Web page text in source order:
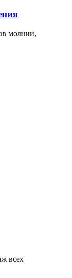
молнии,
всех